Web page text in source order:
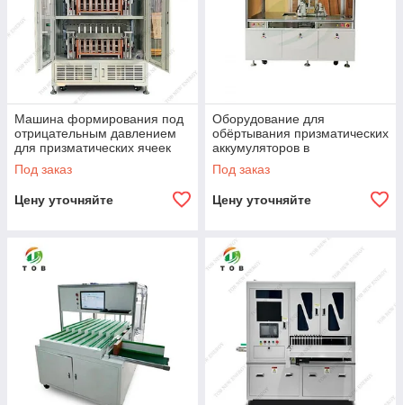
Машина формирования под
отрицательным давлением
для призматических ячеек
Под заказ
Цену уточняйте
Оборудование для
обёртывания призматических
аккумуляторов в
алюминиевом корпусе PET-
плёнкой
Под заказ
Цену уточняйте